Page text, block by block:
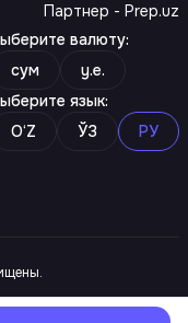
Партнер - Prep.uz
валюту:
сум
y.e.
язык:
O‘Z
ЎЗ РУ